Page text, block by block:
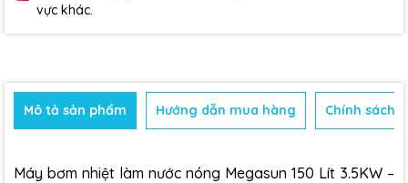
vực khác.
Mô tả sản phẩm Hướng dẫn mua hàng Chính sách
Máy bơm nhiệt làm nước nóng Megasun 150 Lít 3.5KW –